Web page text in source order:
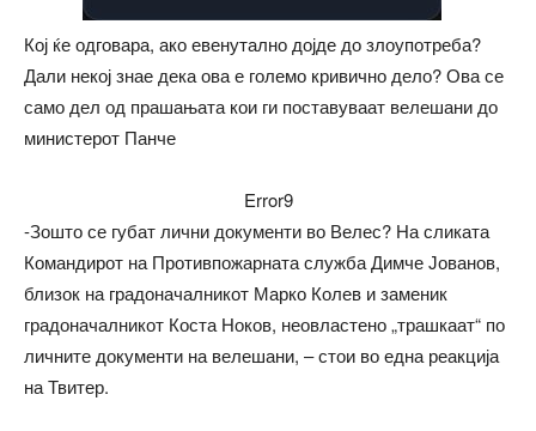
Кој ќе одговара, ако евенутално дојде до злоупотреба?
Дали некој знае дека ова е големо кривично дело? Ова се
само дел од прашањата кои ги поставуваат велешани до
министерот Панче
Error9
-Зошто се губат лични документи во Велес? На сликата
Командирот на Противпожарната служба Димче Јованов,
близок на градоначалникот Марко Колев и заменик
градоначалникот Коста Ноков, неовластено „трашкаат“ по
личните документи на велешани, – стои во една реакција
на Твитер.